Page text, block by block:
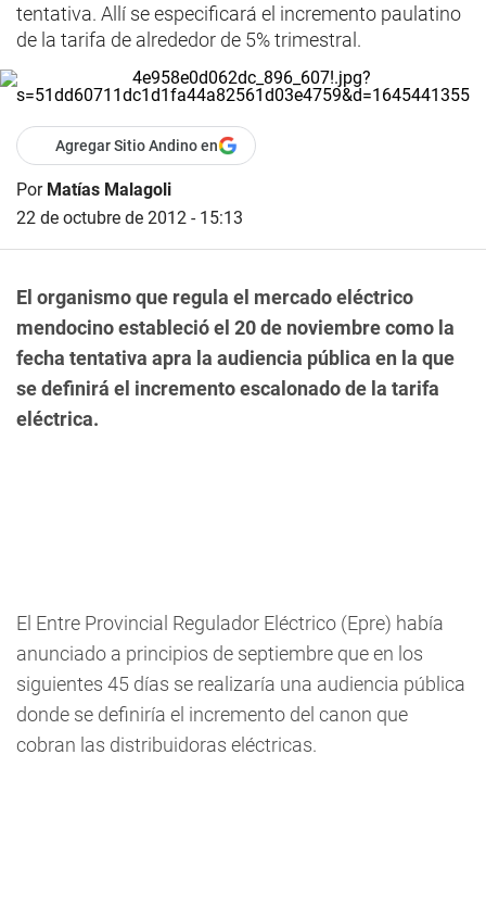
tentativa. Allí se especificará el incremento paulatino
de la tarifa de alrededor de 5% trimestral.
Agregar Sitio Andino en
Por Matías Malagoli
22 de octubre de 2012 - 15:13
El organismo que regula el mercado eléctrico
mendocino estableció el 20 de noviembre como la
fecha tentativa apra la audiencia pública en la que
se definirá el incremento escalonado de la tarifa
eléctrica.
El Entre Provincial Regulador Eléctrico (Epre) había
anunciado a principios de septiembre que en los
siguientes 45 días se realizaría una audiencia pública
donde se definiría el incremento del canon que
cobran las distribuidoras eléctricas.